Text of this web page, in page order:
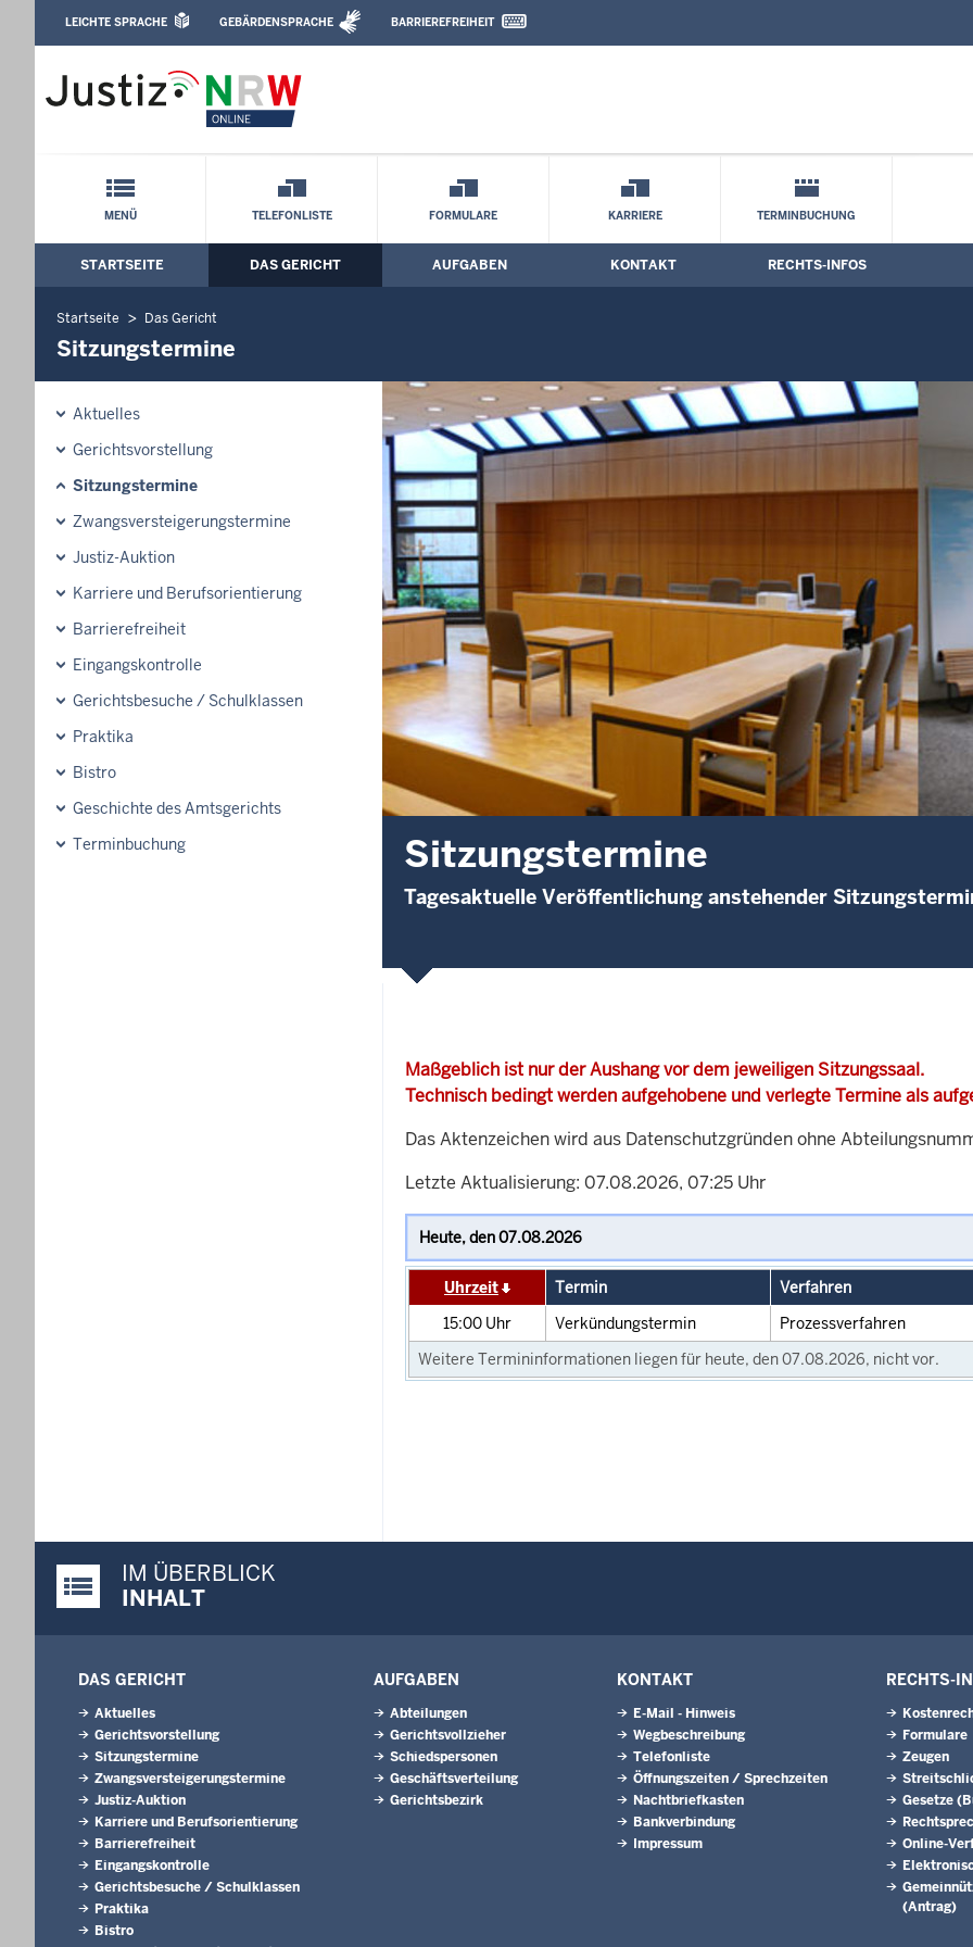
Amtsgericht Minden: Sitzungstermine
Leichte Sprache, Gebärdensprachenvideo und Kontaktformular
LEICHTE SPRACHE GEBÄRDENSPRACHE BARRIEREFREIHEIT
Schnellnavigation mit Volltext-Suche
MENÜ TELEFONLISTE FORMULARE KARRIERE TERMINBUCHUNG
Hauptmenü: Hauptnavigation
STARTSEITE DAS GERICHT AUFGABEN KONTAKT RECHTS-INFOS
Startseite Das Gericht
Sitzungstermine
Aktuelles
Gerichtsvorstellung
Sitzungstermine
Zwangsversteigerungs­termine
Justiz-Auktion
Karriere und Berufsorientierung
Barrierefreiheit
Eingangskontrolle
Gerichtsbesuche / Schulklassen
Praktika
Bistro
Geschichte des Amtsgerichts
Terminbuchung
Sitzungstermine
Tagesaktuelle Veröffentlichung anstehender
Maßgeblich ist nur der Aushang vor dem jeweiligen Sitzungssaal.
Technisch bedingt werden aufgehobene und verlegte Termine als
Das Aktenzeichen wird aus Datenschutzgründen ohne
Letzte Aktualisierung: 07.08.2026, 07:25 Uhr
Uhrzeit Termin
Verfahren
15:00 Uhr Verkündungstermin
Prozessverfahren
Weitere Termininformationen liegen für heute, den 07.08.2026, nicht vor.
Justiz-Portal im Überblick:
IM ÜBERBLICK
INHALT
DAS GERICHT
Aktuelles
Gerichtsvorstellung
Sitzungstermine
Zwangsversteigerungs­termine
Justiz-Auktion
Karriere und Berufsorientierung
Barrierefreiheit
Eingangskontrolle
Gerichtsbesuche / Schulklassen
Praktika
Bistro
AUFGABEN
Abteilungen
Gerichtsvollzieher
Schiedspersonen
Geschäftsverteilung
Gerichtsbezirk
KONTAKT
E-Mail - Hinweis
Wegbeschreibung
Telefonliste
Öffnungszeiten / Sprechzeiten
Nachtbriefkasten
Bankverbindung
Impressum
RECHTS-
Formulare
Zeugen
Gesetze
Online-
(Antrag)